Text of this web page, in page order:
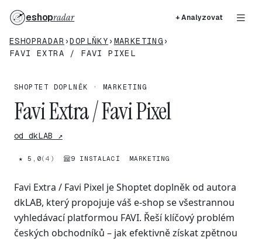
eshopradar + Analyzovat
ESHOPRADAR ›DOPLŇKY › MARKETING ›
FAVI EXTRA / FAVI PIXEL
SHOPTET DOPLNĚK · MARKETING
Favi Extra / Favi Pixel
od dkLAB ↗
★ 5,0(4) 9 INSTALACÍ MARKETING
Favi Extra / Favi Pixel je Shoptet doplněk od autora
dkLAB, který propojuje váš e-shop se všestrannou
vyhledávací platformou FAVI. Řeší klíčový problém
českých obchodníků – jak efektivně získat zpětnou